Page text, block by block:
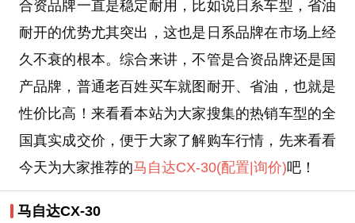
合资品牌一直是稳定耐用，比如说日系车型，省油
耐开的优势尤其突出，这也是日系品牌在市场上经
久不衰的根本。综合来讲，不管是合资品牌还是国
产品牌，普通老百姓买车就图耐开、省油，也就是
性价比高！来看看本站为大家搜集的热销车型的全
国真实成交价，便于大家了解购车行情，先来看看
今天为大家推荐的马自达CX-30(配置|询价)吧！
马自达CX-30